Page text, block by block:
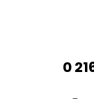
0